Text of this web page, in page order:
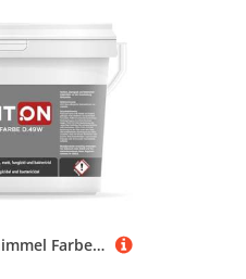
DICHTON Anti Schimmel Farbe 2,5l weiß matt - Feuchtraumfarbe, Antischimmelfarbe, Wandfarbe mit hoher Deckkraft und Reichweite, lösemittel- und weichmacherfrei, atmungsaktiv D.49W